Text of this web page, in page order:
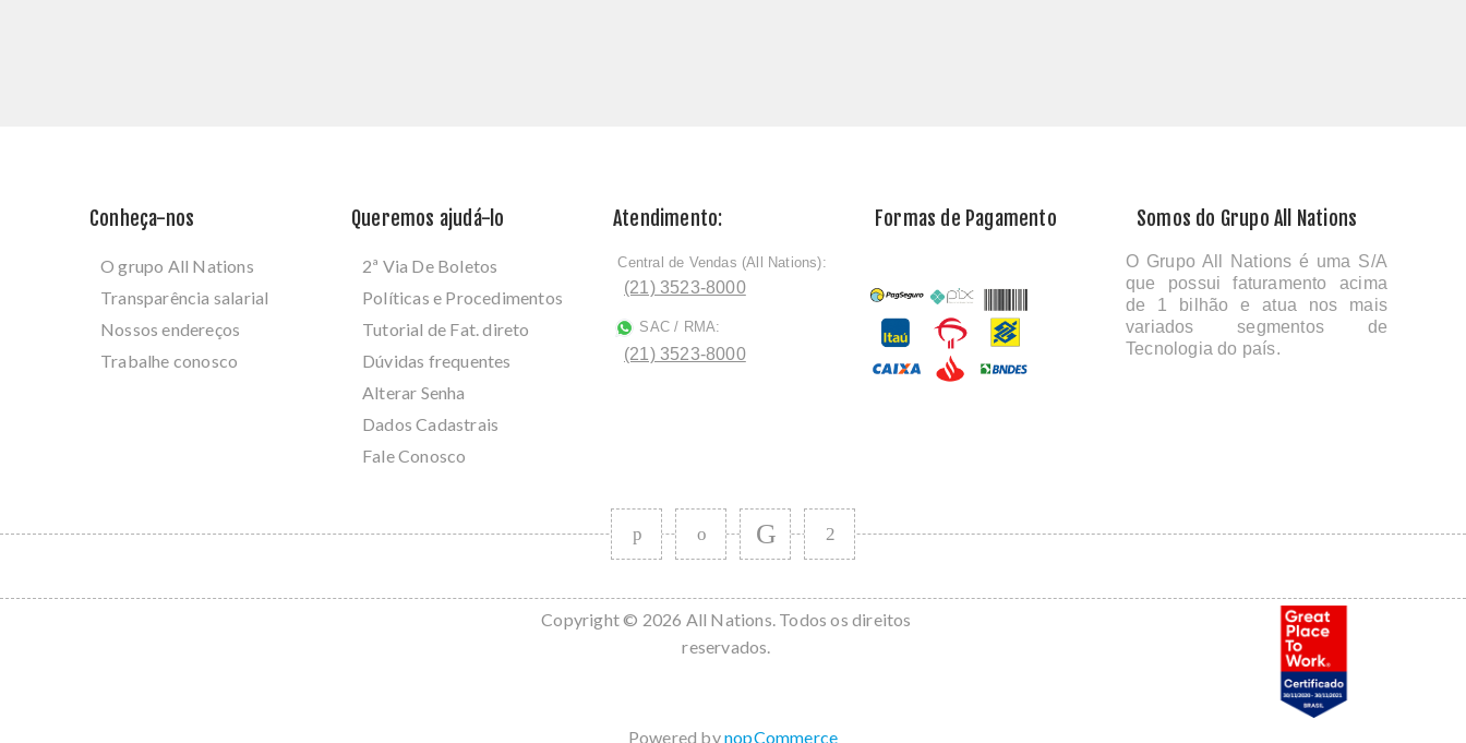
Conheça-nos
O grupo All Nations
Transparência salarial
Nossos endereços
Trabalhe conosco
Queremos ajudá-lo
2ª Via De Boletos
Políticas e Procedimentos
Tutorial de Fat. direto
Dúvidas frequentes
Alterar Senha
Dados Cadastrais
Fale Conosco
Atendimento:
ﾠCentral de Vendas (All Nations):
(21) 3523-8000
SAC / RMA:
(21) 3523-8000
Formas de Pagamento Somos do Grupo All Nations
O Grupo All Nations é uma S/A
que possui faturamento acima
de 1 bilhão e atua nos mais
variados segmentos de
Tecnologia do país.
Copyright © 2026 All Nations. Todos os direitos
reservados.
Powered bynopCommerce